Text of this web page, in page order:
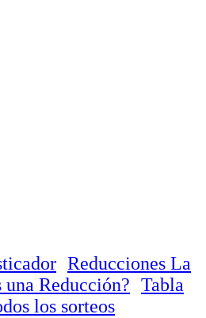
Reducciones La
una Reducción? Tabla
los sorteos